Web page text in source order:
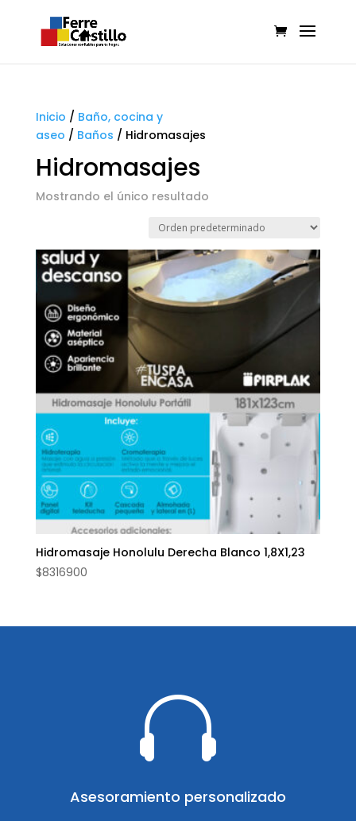
Inicio / Baño, cocina y
aseo / Baños / Hidromasajes
Hidromasajes
Mostrando el único resultado
Hidromasaje Honolulu Derecha Blanco 1,8X1,23
$8316900

Asesoramiento personalizado